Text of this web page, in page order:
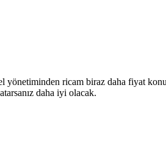
ricam biraz daha fiyat
daha iyi olacak.